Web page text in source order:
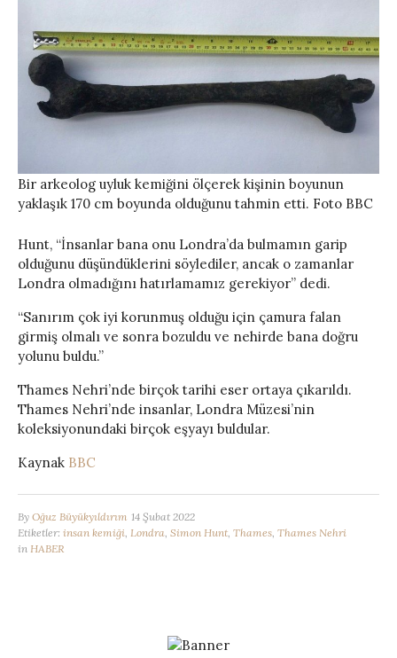
Bir arkeolog uyluk kemiğini ölçerek kişinin boyunun
yaklaşık 170 cm boyunda olduğunu tahmin etti. Foto BBC
Hunt, “İnsanlar bana onu Londra’da bulmamın garip
olduğunu düşündüklerini söylediler, ancak o zamanlar
Londra olmadığını hatırlamamız gerekiyor” dedi.
“Sanırım çok iyi korunmuş olduğu için çamura falan
girmiş olmalı ve sonra bozuldu ve nehirde bana doğru
yolunu buldu.”
Thames Nehri’nde birçok tarihi eser ortaya çıkarıldı.
Thames Nehri’nde insanlar, Londra Müzesi’nin
koleksiyonundaki birçok eşyayı buldular.
Kaynak BBC
By Oğuz Büyükyıldırım 14 Şubat 2022
Etiketler: insan kemiği Londra Simon Hunt Thames Thames Nehri
in HABER